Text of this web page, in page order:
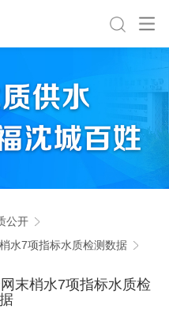
公开
水7项指标水质检测数据
末梢水7项指标水质检